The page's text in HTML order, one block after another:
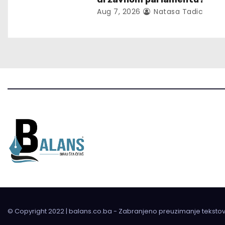
Aug 7, 2026 Natasa Tadic
© Copyright 2022 | balans.co.ba - Zabranjeno preuzimanje